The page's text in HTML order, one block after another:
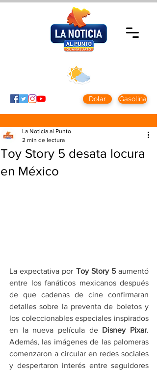
Dolar Gasolina
Toy Story 5 desata locura
en México
La Noticia al Punto
2 min de lectura
La expectativa por Toy Story 5 aumentó
entre los fanáticos mexicanos después
de que cadenas de cine confirmaran
detalles sobre la preventa de boletos y
los coleccionables especiales inspirados
en la nueva película de Disney Pixar.
Además, las imágenes de las palomeras
comenzaron a circular en redes sociales
y despertaron interés entre seguidores